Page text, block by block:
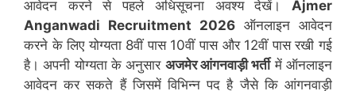
आवेदन करने से पहले अधिसूचना अवश्य देखें। Ajmer
Anganwadi Recruitment 2026 ऑनलाइन आवेदन
करने के लिए योग्यता 8वीं पास 10वीं पास और 12वीं पास रखी गई
है। अपनी योग्यता के अनुसार अजमेरआंगनवाड़ी भर्तीमें ऑनलाइन
आवेदन कर सकते हैं जिसमें विभिन्न पद है जैसे कि आंगनवाड़ी